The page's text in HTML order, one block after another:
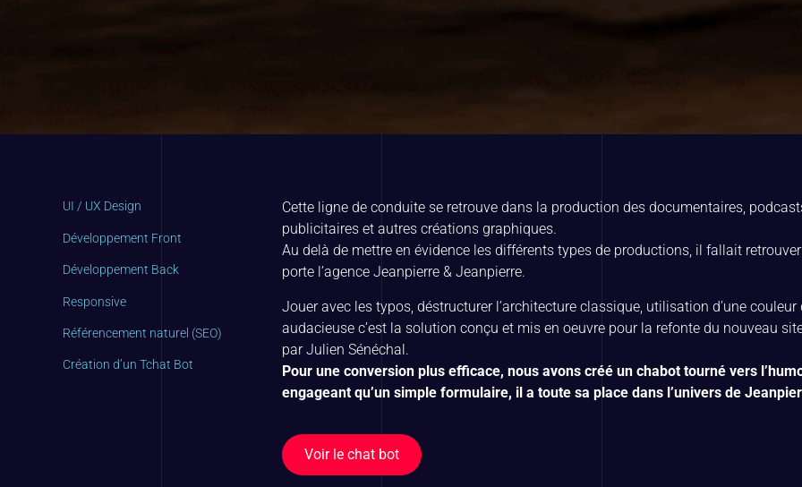
UI / UX Design
Développement Front
Développement Back
Responsive
Référencement naturel (SEO)
Création d’un Tchat Bot
Cette ligne de conduite se retrouve dans la production des documentaires,
publicitaires et autres créations graphiques.
Au delà de mettre en évidence les différents types de productions, il fallait retrouver
porte l’agence Jeanpierre & Jeanpierre.
Jouer avec les typos, déstructurer l’architecture classique, utilisation d’une
audacieuse c’est la solution conçu et mis en oeuvre pour la refonte du nouveau
par Julien Sénéchal.
Pour une conversion plus efficace, nous avons créé un chabot tourné vers
engageant qu’un simple formulaire, il a toute sa place dans l’univers de
Voir le chat bot